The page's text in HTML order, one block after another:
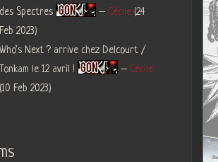
des Spectres
– Cécile(24
Feb 2023)
Who’s Next ? arrive chez Delcourt /
Tonkam le 12 avril !
– Cécile
(10 Feb 2023)